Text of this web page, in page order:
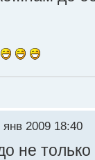
янв 2009 18:40
не только